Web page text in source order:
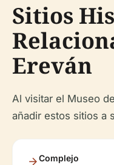
Sitios
Ereván
Al visitar el Museo
añadir estos sitios a
Complejo